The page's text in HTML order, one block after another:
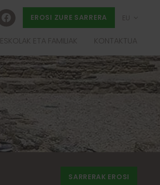
EROSI ZURE SARRERA
EU
EN
ESKOLAK ETA FAMILIAK KONTAKTUA
SARRERAK EROSI